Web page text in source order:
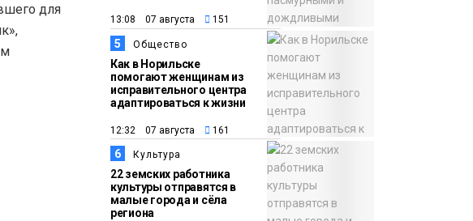
для
13:08 07 августа 151
5 Общество
Как в Норильске
помогают женщинам из
исправительного центра
адаптироваться к жизни
12:32 07 августа 161
6 Культура
22 земских работника
культуры отправятся в
малые города и сёла
региона